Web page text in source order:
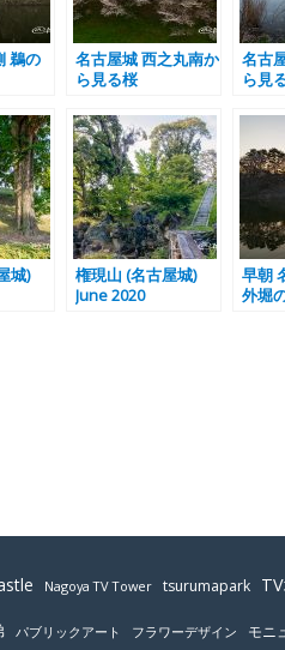
鵜の
名古屋城 西之丸南か
ら見る桜
名古
ら見
城)
権現山 (名古屋城)
June 2020
早朝
外堀
Nagoya TV Tower tsurumapark
パブリックアート フラワーデザイン モニ